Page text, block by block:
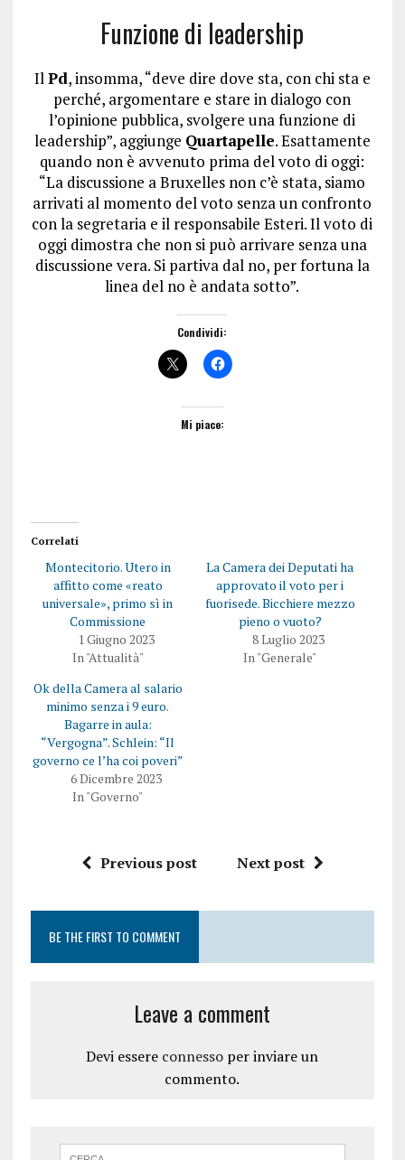
Funzione di leadership
Il Pd, insomma, “deve dire dove sta, con chi sta e
perché, argomentare e stare in dialogo con
l’opinione pubblica, svolgere una funzione di
leadership”, aggiunge Quartapelle. Esattamente
quando non è avvenuto prima del voto di oggi:
“La discussione a Bruxelles non c’è stata, siamo
arrivati al momento del voto senza un confronto
con la segretaria e il responsabile Esteri. Il voto di
oggi dimostra che non si può arrivare senza una
discussione vera. Si partiva dal no, per fortuna la
linea del no è andata sotto”.
Condividi:
Mi piace:
Correlati
Montecitorio. Utero in
affitto come «reato
universale», primo sì in
Commissione
1 Giugno 2023
In "Attualità"
La Camera dei Deputati ha
approvato il voto per i
fuorisede. Bicchiere mezzo
pieno o vuoto?
8 Luglio 2023
In "Generale"
Ok della Camera al salario
minimo senza i 9 euro.
Bagarre in aula:
“Vergogna”. Schlein: “Il
governo ce l’ha coi poveri”
6 Dicembre 2023
In "Governo"
Previous post Next post
BE THE FIRST TO COMMENT
Leave a comment
Devi essere connesso per inviare un
commento.